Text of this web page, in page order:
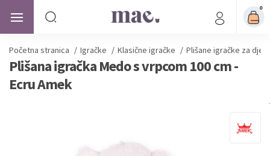
0
Početna stranica / Igračke / Klasične igračke / Plišane igračke za
Plišana igračka Medo s vrpcom 100 cm -
Ecru Amek